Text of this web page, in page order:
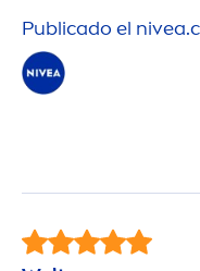
Publicado el nivea